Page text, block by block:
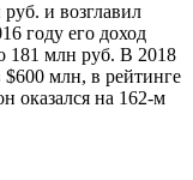
и возглавил
году его доход
181 млн руб. В 2018
$600 млн, в рейтинге
оказался на 162-м